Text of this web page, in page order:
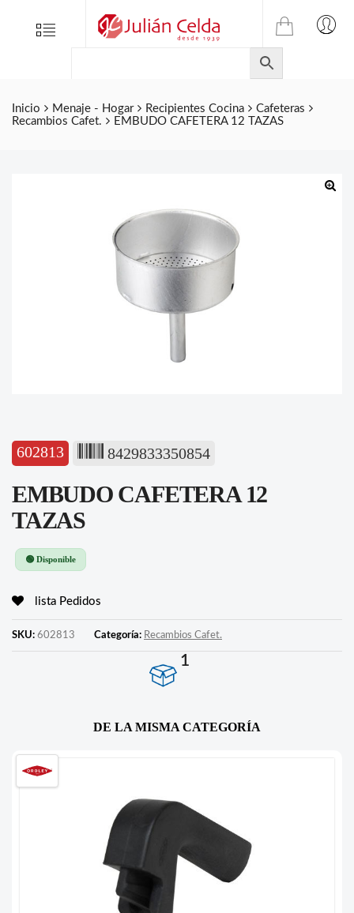
Menu
TIENDA
ONLINE
DE
JULIAN
CELDA
S.L.
Inicio Menaje - Hogar Recipientes Cocina
Cafeteras
Recambios Cafet.
EMBUDO CAFETERA 12 TAZAS
602813 8429833350854
EMBUDO CAFETERA 12
TAZAS
🟢 Disponible
lista Pedidos
SKU: 602813 Categoría: Recambios Cafet.
1
DE LA MISMA CATEGORÍA
Folletos
Contacto